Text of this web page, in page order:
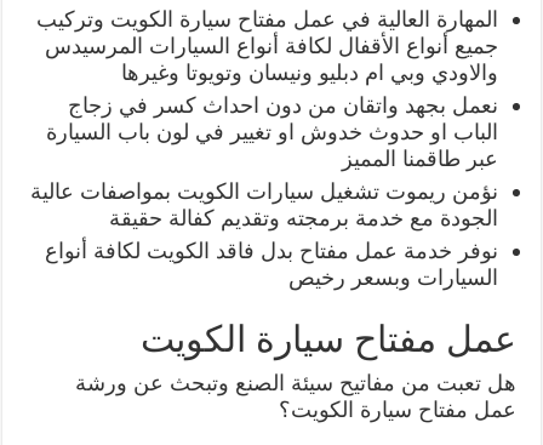
المهارة العالية في عمل مفتاح سيارة الكويت وتركيب
جميع أنواع الأقفال لكافة أنواع السيارات المرسيدس
والاودي وبي ام دبليو ونيسان وتويوتا وغيرها
نعمل بجهد واتقان من دون احداث كسر في زجاج
الباب او حدوث خدوش او تغيير في لون باب السيارة
عبر طاقمنا المميز
نؤمن ريموت تشغيل سيارات الكويت بمواصفات عالية
الجودة مع خدمة برمجته وتقديم كفالة حقيقة
نوفر خدمة عمل مفتاح بدل فاقد الكويت لكافة أنواع
السيارات وبسعر رخيص
عمل مفتاح سيارة الكويت
هل تعبت من مفاتيح سيئة الصنع وتبحث عن ورشة
عمل مفتاح سيارة الكويت؟